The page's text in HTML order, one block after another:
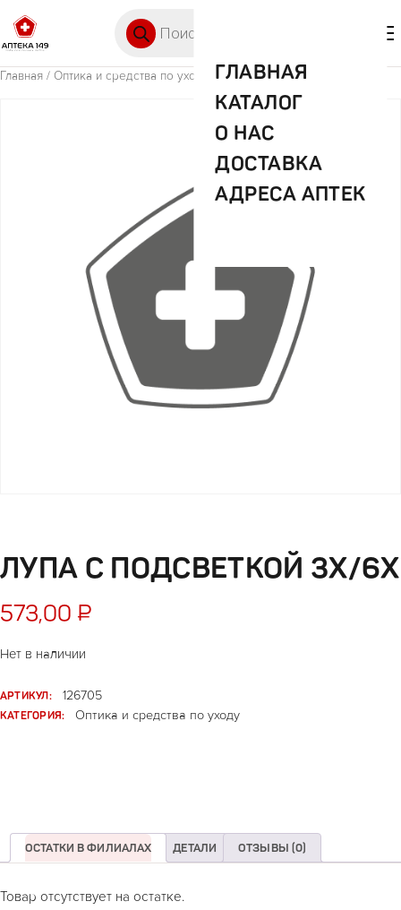
ГЛАВНАЯ
КАТАЛОГ
О НАС
ДОСТАВКА
АДРЕСА АПТЕК
Главная / Оптика и средства по уходу / Лупа с подсветкой 3х/6х
ЛУПА С ПОДСВЕТКОЙ 3Х/6Х
573,00 ₽
Нет в наличии
АРТИКУЛ:
126705
КАТЕГОРИЯ:
Оптика и средства по уходу
ОСТАТКИ В ФИЛИАЛАХ ДЕТАЛИ ОТЗЫВЫ (0)
Товар отсутствует на остатке.